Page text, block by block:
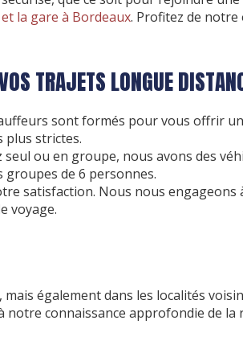
la gare à Bordeaux. Profitez de
TRAJETS LONGUE
sont formés pour vous offrir
plus strictes.
seul ou en groupe, nous avons des
groupes de 6 personnes.
satisfaction. Nous nous engageons
voyage.
également dans les localités
notre connaissance approfondie de la